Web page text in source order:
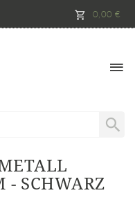
0,00 €
- SCHWARZ